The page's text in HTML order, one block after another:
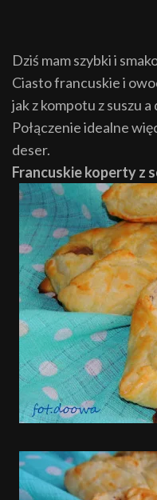
Dziś mam szybki i
Ciasto francuskie i
jak z kompotu z suszu a
Połączenie idealne
deser.
Francuskie koperty z